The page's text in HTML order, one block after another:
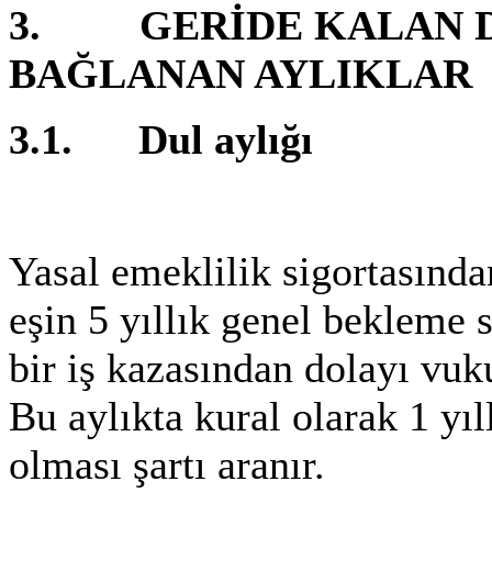
3. GERİDE KALAN
BAĞLANAN AYLIKLAR
3.1. Dul aylığı
Yasal emeklilik
eşin 5 yıllık genel
bir iş kazasından dolayı
Bu aylıkta kural olarak 1
olması şartı aranır.